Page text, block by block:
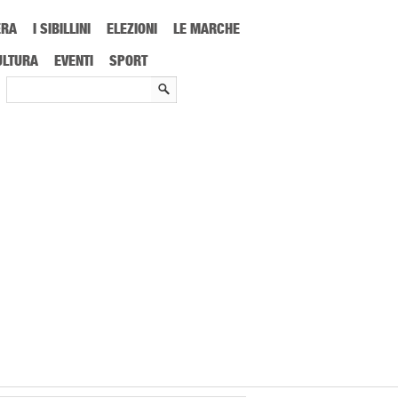
I SIBILLINI ELEZIONI
LE MARCHE
EVENTI SPORT